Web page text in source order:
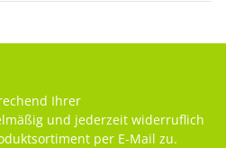
Ihrer
und jederzeit widerruflich
per E-Mail zu.